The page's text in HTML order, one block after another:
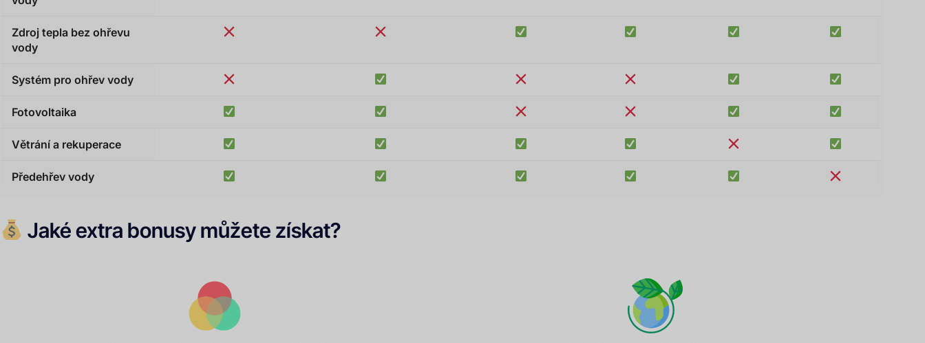
Zdroj tepla bez ohřevu
vody
Systém pro ohřev vody
Fotovoltaika
Větrání a rekuperace
Předehřev vody
Jaké extra bonusy můžete získat?